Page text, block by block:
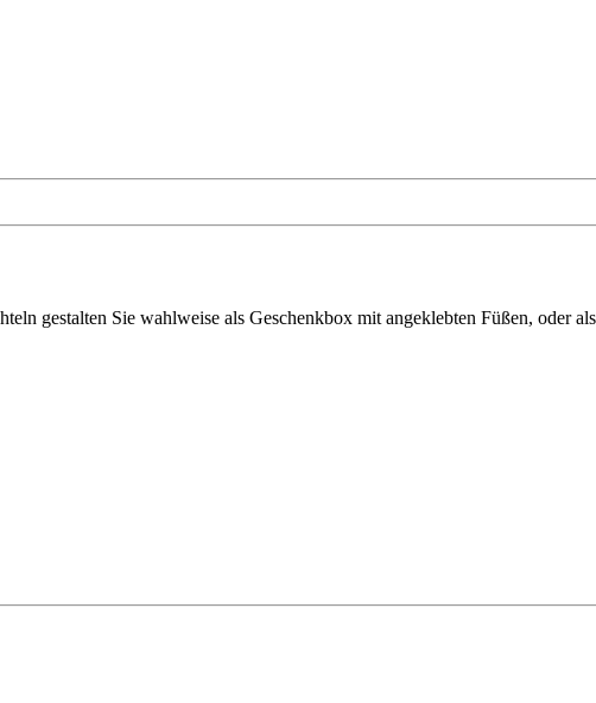
gestalten Sie wahlweise als Geschenkbox mit angeklebten Füßen, oder